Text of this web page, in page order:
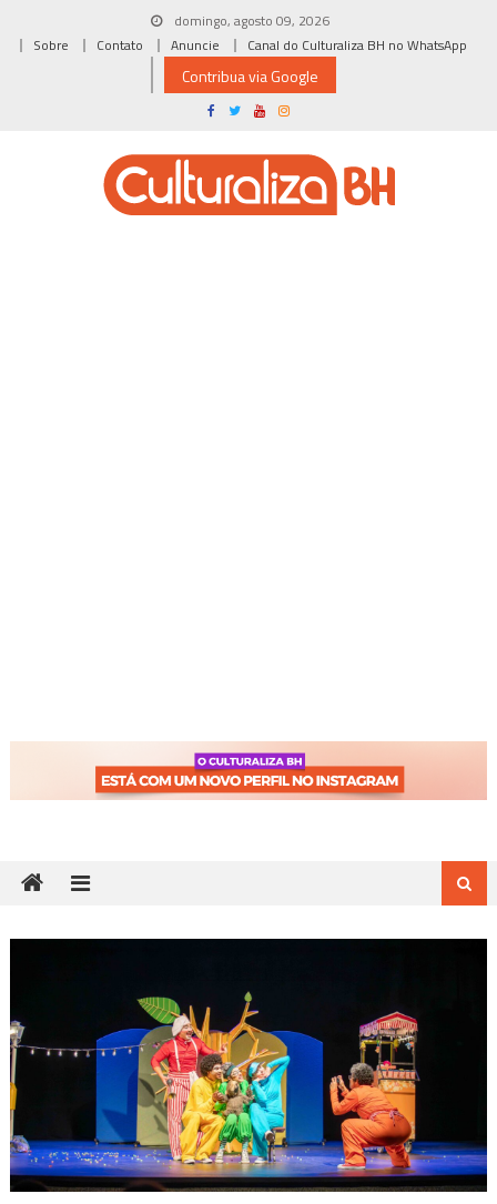
domingo, agosto 09, 2026
Sobre
Contato Anuncie Canal do Culturaliza BH no WhatsApp
Contribua via Google